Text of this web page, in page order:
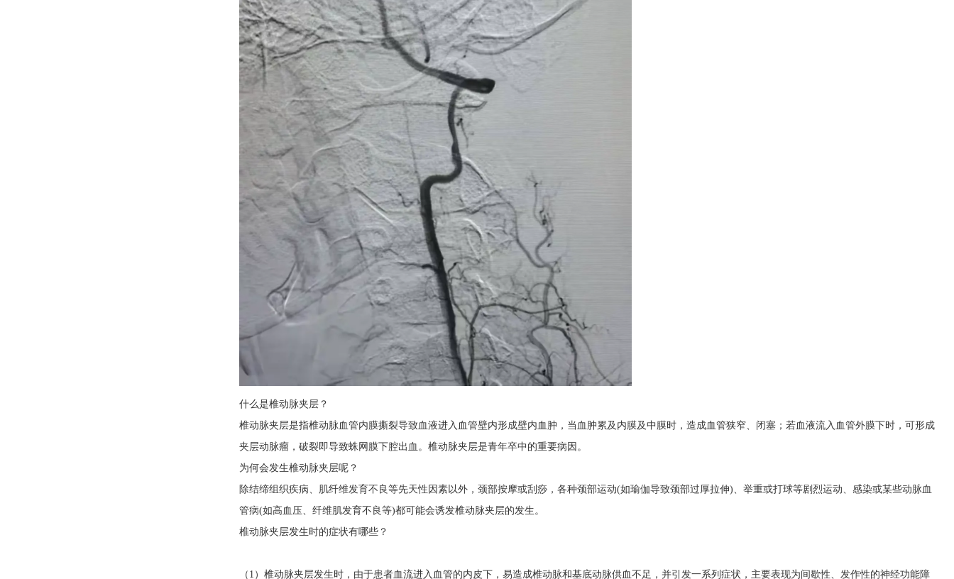
什么是椎动脉夹层？
椎动脉夹层是指椎动脉血管内膜撕裂导致血液进入血管壁内形成壁内血肿，当血肿累及内膜及中膜时，造成血管狭窄、闭塞；若血液流入血管外膜下时，可形成
夹层动脉瘤，破裂即导致蛛网膜下腔出血。椎动脉夹层是青年卒中的重要病因。
为何会发生椎动脉夹层呢？
除结缔组织疾病、肌纤维发育不良等先天性因素以外，颈部按摩或刮痧，各种颈部运动(如瑜伽导致颈部过厚拉伸)、举重或打球等剧烈运动、感染或某些动脉血
管病(如高血压、纤维肌发育不良等)都可能会诱发椎动脉夹层的发生。
椎动脉夹层发生时的症状有哪些？
（1）椎动脉夹层发生时，由于患者血流进入血管的内皮下，易造成椎动脉和基底动脉供血不足，并引发一系列症状，主要表现为间歇性、发作性的神经功能障